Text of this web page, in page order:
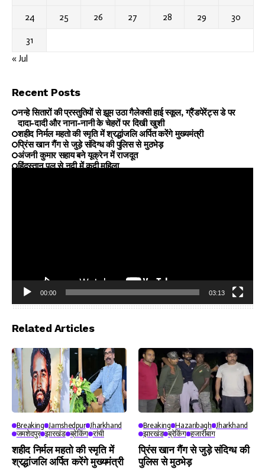
24 25 26 27 28 29 30
31
« Jul
Recent Posts
नन्हे सितारों की प्रस्तुतियों से झूम उठा गैलेक्सी हाई स्कूल, ग्रैंडपेरेंट्स डे पर
दादा-दादी और नाना-नानी के चेहरों पर दिखी खुशी
शहीद निर्मल महतो की स्मृति में श्रद्धांजलि अर्पित करेंगे मुख्यमंत्री
प्रिंस खान गैंग से जुड़े संदिग्ध की पुलिस से मुठभेड़
अंजनी कुमार सहाय बने यूक्रेन में राजदूत
हिंदुस्तान पुल से नदी में कूदी महिला
Player
00:00 03:13
Related Articles
Breaking Jamshedpur Jharkhand
जमशेदपुर झारखंड ब्रेकिंग रांची
शहीद निर्मल महतो की स्मृति में
श्रद्धांजलि अर्पित करेंगे मुख्यमंत्री
Breaking Hazaribagh Jharkhand
झारखंड ब्रेकिंग हजारीबाग
प्रिंस खान गैंग से जुड़े संदिग्ध की
पुलिस से मुठभेड़